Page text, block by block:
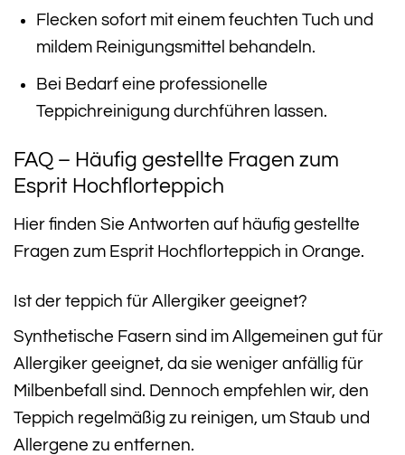
Flecken sofort mit einem feuchten Tuch und
mildem Reinigungsmittel behandeln.
Bei Bedarf eine professionelle
Teppichreinigung durchführen lassen.
FAQ – Häufig gestellte Fragen zum
Esprit Hochflorteppich
Hier finden Sie Antworten auf häufig gestellte
Fragen zum Esprit Hochflorteppich in Orange.
Ist der teppich für Allergiker geeignet?
Synthetische Fasern sind im Allgemeinen gut für
Allergiker geeignet, da sie weniger anfällig für
Milbenbefall sind. Dennoch empfehlen wir, den
Teppich regelmäßig zu reinigen, um Staub und
Allergene zu entfernen.